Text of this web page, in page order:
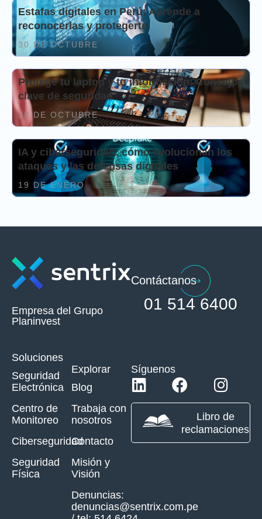
Estafas digitales en Perú: Aprende a
reconocerlas y protegerte
30 DE OCTUBRE
Protege tu laptop y tu información: Consejos
clave de seguridad
28 DE OCTUBRE
IA y ciberseguridad: cómo evolucionan los
ataques y las defensas digitales
19 DE ENERO
Empresa del Grupo
Planinvest
Contáctanos
01 514 6400
Soluciones
Seguridad
Electrónica
Centro de
Monitoreo
Ciberseguridad
Seguridad
Física
Explorar
Blog
Trabaja con
nosotros
Contacto
Misión y
Visión
Denuncias:
denuncias@sentrix.com.pe
Síguenos
Libro de
reclamaciones